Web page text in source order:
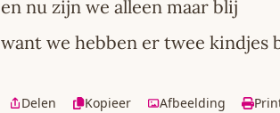
en nu zijn we alleen maar blij
want we hebben er twee kindjes
Delen Kopieer Afbeelding